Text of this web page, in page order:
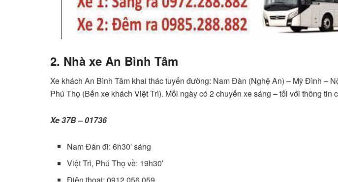
2. Nhà xe An Bình Tâm
Xe khách An Bình Tâm khai thác tuyến đường: Nam Đàn (Nghệ An) – Mỹ Đình –
Phú Thọ (Bến xe khách Việt Trì). Mỗi ngày có 2 chuyến xe sáng – tối với thông tin
Xe 37B – 01736
Nam Đàn đi: 6h30′ sáng
Việt Trì, Phú Thọ về: 19h30′